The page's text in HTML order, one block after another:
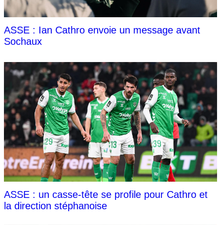
ASSE : Ian Cathro envoie un message avant
Sochaux
ASSE : un casse-tête se profile pour Cathro et
la direction stéphanoise